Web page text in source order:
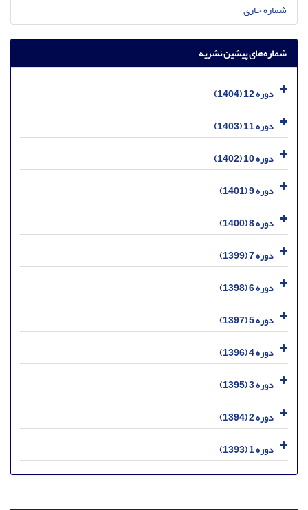
شماره جاری
شماره‌های پیشین نشریه
دوره 12 (1404)
دوره 11 (1403)
دوره 10 (1402)
دوره 9 (1401)
دوره 8 (1400)
دوره 7 (1399)
دوره 6 (1398)
دوره 5 (1397)
دوره 4 (1396)
دوره 3 (1395)
دوره 2 (1394)
دوره 1 (1393)